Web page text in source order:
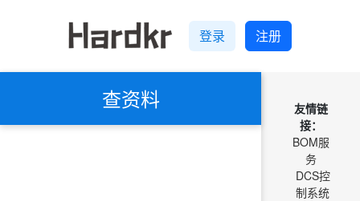
登录 注册
查资料
友情链
接：
BOM服
务
DCS控
制系统